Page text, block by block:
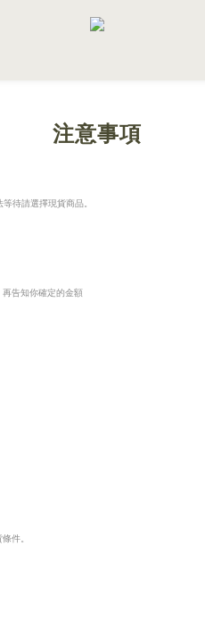
注意事項
待請選擇現貨商品。
告知你確定的金額
件。